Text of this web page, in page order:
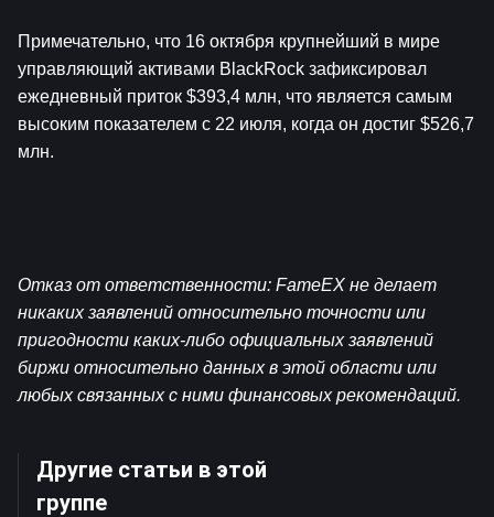
Примечательно, что 16 октября крупнейший в мире
управляющий активами BlackRock зафиксировал
ежедневный приток $393,4 млн, что является самым
высоким показателем с 22 июля, когда он достиг $526,7
млн.
Отказ от ответственности: FameEX не делает
никаких заявлений относительно точности или
пригодности каких-либо официальных заявлений
биржи относительно данных в этой области или
любых связанных с ними финансовых рекомендаций.
Другие статьи в этой
группе